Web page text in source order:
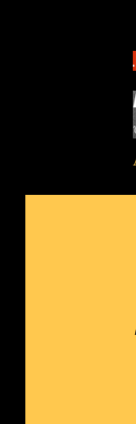
100 τ.μ